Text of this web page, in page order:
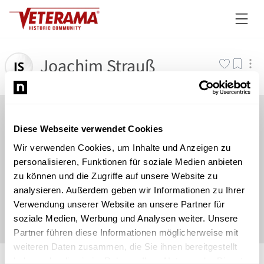
Diese Webseite verwendet Cookies
Wir verwenden Cookies, um Inhalte und Anzeigen zu
personalisieren, Funktionen für soziale Medien anbieten
zu können und die Zugriffe auf unsere Website zu
analysieren. Außerdem geben wir Informationen zu Ihrer
Verwendung unserer Website an unsere Partner für
soziale Medien, Werbung und Analysen weiter. Unsere
Partner führen diese Informationen möglicherweise mit
weiteren Daten zusammen, die Sie ihnen bereitgestellt
Joachim Strauß
©Newsload /System